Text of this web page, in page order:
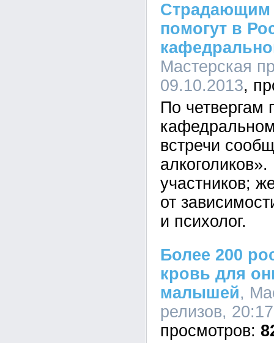
Страдающим
помогут в
Мастерская
09.10.2013
По четвергам
встречи
участников;
от
и психолог.
Более 200
кровь для
малышей,
релизов,